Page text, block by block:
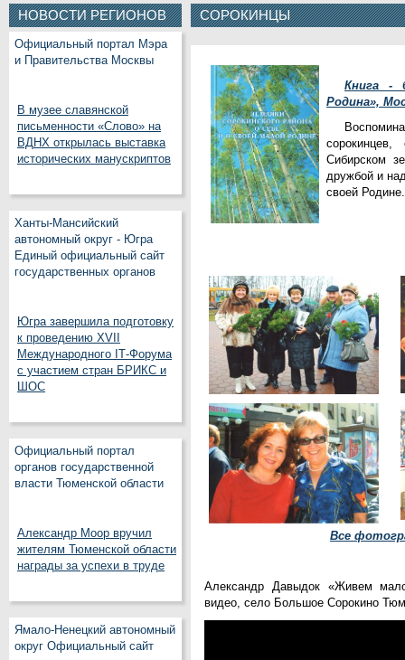
НОВОСТИ РЕГИОНОВ
Официальный портал Мэра
и Правительства Москвы
В музее славянской
письменности «Слово» на
ВДНХ открылась выставка
исторических манускриптов
Ханты-Мансийский
автономный округ - Югра
Единый официальный сайт
государственных органов
Югра завершила подготовку
к проведению XVII
Международного IT‑Форума
с участием стран БРИКС и
ШОС
Официальный портал
органов государственной
власти Тюменской области
Александр Моор вручил
жителям Тюменской области
награды за успехи в труде
Ямало-Ненецкий автономный
округ Официальный сайт
СОРОКИНЦЫ
Книга -
Родина»,
Сибирском
дружбой и
своей Родине.
Все
Александр Давыдок «Живем
видео, село Большое Сорокино